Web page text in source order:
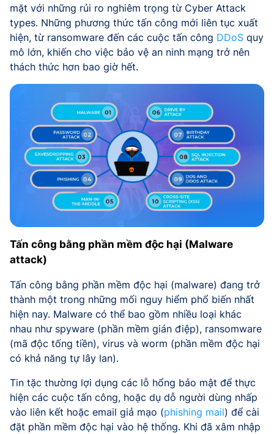
mặt với những rủi ro nghiêm trọng từ Cyber Attack
types. Những phương thức tấn công mới liên tục xuất
hiện, từ ransomware đến các cuộc tấn công DDoS quy
mô lớn, khiến cho việc bảo vệ an ninh mạng trở nên
thách thức hơn bao giờ hết.
Tấn công bằng phần mềm độc hại (Malware
attack)
Tấn công bằng phần mềm độc hại (malware) đang trở
thành một trong những mối nguy hiểm phổ biến nhất
hiện nay. Malware có thể bao gồm nhiều loại khác
nhau như spyware (phần mềm gián điệp), ransomware
(mã độc tống tiền), virus và worm (phần mềm độc hại
có khả năng tự lây lan).
Tin tặc thường lợi dụng các lỗ hổng bảo mật để thực
hiện các cuộc tấn công, hoặc dụ dỗ người dùng nhấp
vào liên kết hoặc email giả mạo (phishing mail) để cài
đặt phần mềm độc hại vào hệ thống. Khi đã xâm nhập